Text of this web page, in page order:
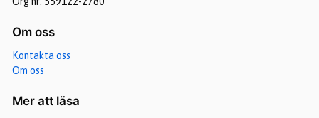
Om oss
Kontakta oss
Om oss
Mer att läsa